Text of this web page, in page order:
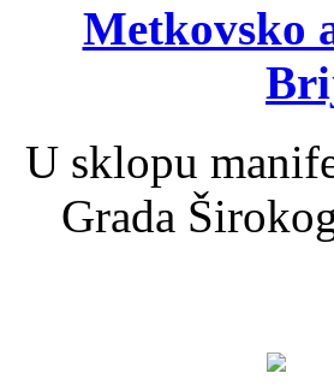
Metkovsko
U sklopu
Grada